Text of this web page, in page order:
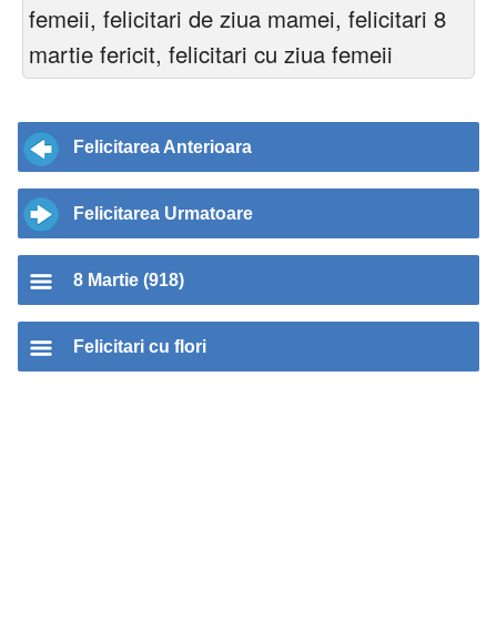
femeii, felicitari de ziua mamei, felicitari 8
martie fericit, felicitari cu ziua femeii
Felicitarea Anterioara
Felicitarea Urmatoare
8 Martie (918)
Felicitari cu flori